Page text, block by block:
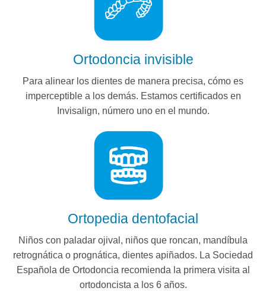
Ortodoncia invisible
Para alinear los dientes de manera precisa, cómo es
imperceptible a los demás. Estamos certificados en
Invisalign, número uno en el mundo.
Ortopedia dentofacial
Niños con paladar ojival, niños que roncan, mandíbula
retrognática o prognática, dientes apiñados. La Sociedad
Española de Ortodoncia recomienda la primera visita al
ortodoncista a los 6 años.